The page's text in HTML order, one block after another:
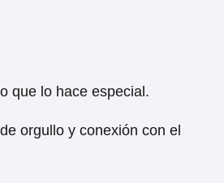
que lo hace especial.
orgullo y conexión con el